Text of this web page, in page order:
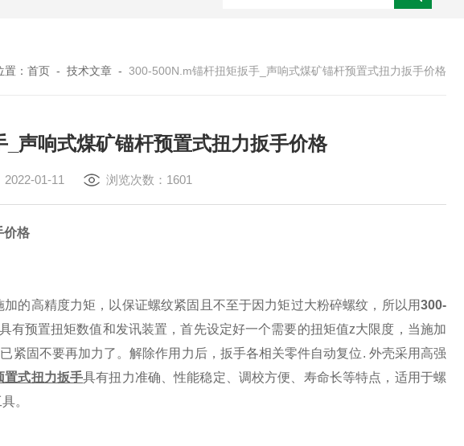
： 首页 - 技术文章 - 300-500N.m锚杆扭矩扳手_声响式煤矿锚杆预置式扭力扳手价格
声响式煤矿锚杆预置式扭力扳手价格
2022-01-11 浏览次数：1601
价格
的高精度力矩，以保证螺纹紧固且不至于因力矩过大粉碎螺纹，所以用300-
有预置扭矩数值和发讯装置，首先设定好一个需要的扭矩值z大限度，当施加
紧固不要再加力了。解除作用力后，扳手各相关零件自动复位. 外壳采用高强
置式扭力扳手具有扭力准确、性能稳定、调校方便、寿命长等特点，适用于螺
。